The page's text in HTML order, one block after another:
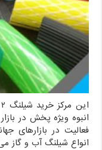
–
به
فعالیت در بازارهای
انواع شیلنگ آب و گاز می